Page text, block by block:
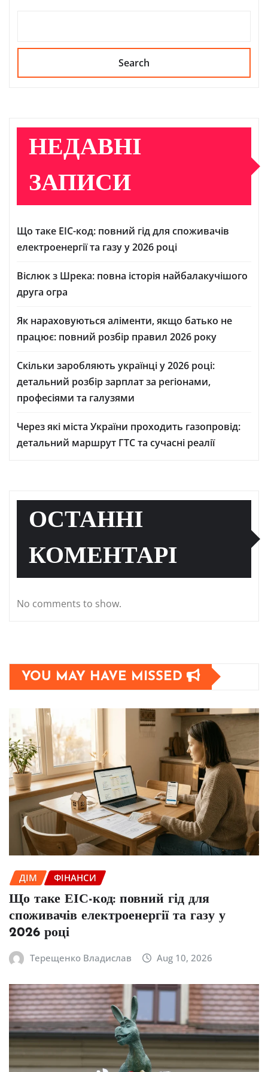
Search
НЕДАВНІ
ЗАПИСИ
Що таке ЕІС-код: повний гід для споживачів
електроенергії та газу у 2026 році
Віслюк з Шрека: повна історія найбалакучішого
друга огра
Як нараховуються аліменти, якщо батько не
працює: повний розбір правил 2026 року
Скільки заробляють українці у 2026 році:
детальний розбір зарплат за регіонами,
професіями та галузями
Через які міста України проходить газопровід:
детальний маршрут ГТС та сучасні реалії
ОСТАННІ
КОМЕНТАРІ
No comments to show.
YOU MAY HAVE MISSED
ДІМ ФІНАНСИ
Що таке ЕІС-код: повний гід для
споживачів електроенергії та газу у
2026 році
Терещенко Владислав Aug 10, 2026